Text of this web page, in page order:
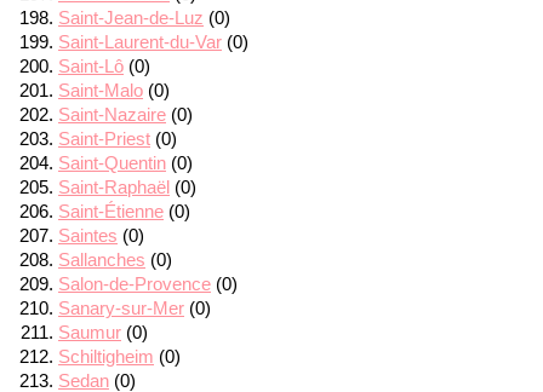
Saint-Jean-de-Luz (0)
Saint-Laurent-du-Var (0)
Saint-Lô (0)
Saint-Malo (0)
Saint-Nazaire (0)
Saint-Priest (0)
Saint-Quentin (0)
Saint-Raphaël (0)
Saint-Étienne (0)
Saintes (0)
Sallanches (0)
Salon-de-Provence (0)
Sanary-sur-Mer (0)
Saumur (0)
Schiltigheim (0)
Sedan (0)